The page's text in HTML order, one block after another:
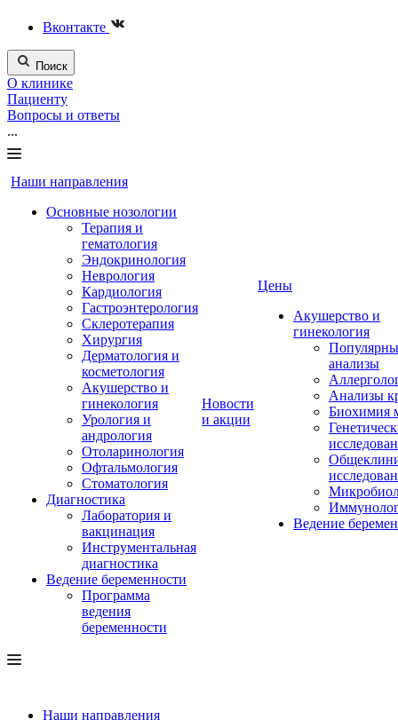
Вконтакте
Поиск
О клинике
Пациенту
Вопросы и ответы
...
Наши направления
Основные нозологии
Терапия и
гематология
Эндокринология
Неврология
Кардиология
Гастроэнтерология
Склеротерапия
Хирургия
Дерматология и
косметология
Акушерство и
гинекология
Урология и
андрология
Отоларинология
Офтальмология
Стоматология
Диагностика
Лаборатория и
вакцинация
Инструментальная
диагностика
Ведение беременности
Программа
ведения
беременности
Новости
и акции
Цены
Акушерство и
гинекология
анализы
Анализы
Биохимия
Ведение
Наши направления